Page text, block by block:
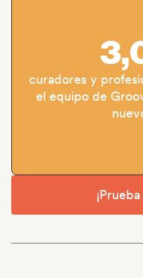
curadores y
el equipo de